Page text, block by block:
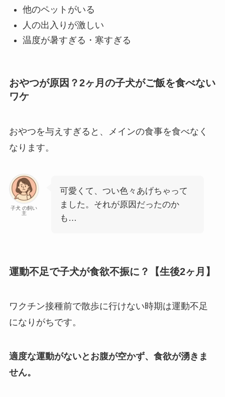
他のペットがいる
人の出入りが激しい
温度が暑すぎる・寒すぎる
おやつが原因？2ヶ月の子犬がご飯を食べない
ワケ
おやつを与えすぎると、メインの食事を食べなく
なります。
子犬 の飼い
主
可愛くて、つい色々あげちゃって
ました。それが原因だったのか
も…
運動不足で子犬が食欲不振に？【生後2ヶ月】
ワクチン接種前で散歩に行けない時期は運動不足
になりがちです。
適度な運動がないとお腹が空かず、食欲が湧きま
せん。